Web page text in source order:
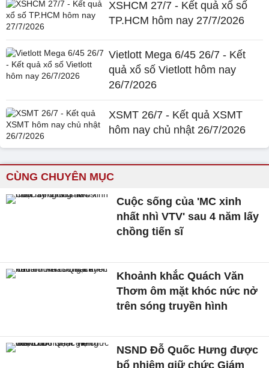
XSHCM 27/7 - Kết quả xổ số
TP.HCM hôm nay 27/7/2026
Vietlott Mega 6/45 26/7 - Kết
quả xổ số Vietlott hôm nay
26/7/2026
XSMT 26/7 - Kết quả XSMT
hôm nay chủ nhật 26/7/2026
CÙNG CHUYÊN MỤC
Cuộc sống của 'MC xinh
nhất nhì VTV' sau 4 năm lấy
chồng tiến sĩ
Khoảnh khắc Quách Văn
Thơm ôm mặt khóc nức nở
trên sóng truyền hình
NSND Đỗ Quốc Hưng được
bổ nhiệm giữ chức Giám